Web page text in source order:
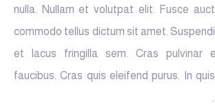
nulla. Nullam et volutpat elit. Fusce
commodo tellus dictum sit amet.
et lacus fringilla sem. Cras pulvinar
faucibus. Cras quis eleifend purus. In